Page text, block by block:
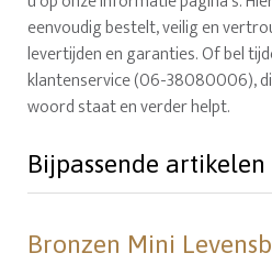
eenvoudig bestelt, veilig en
levertijden en garanties. Of bel
klantenservice (06-38080006),
woord staat en verder helpt.
Bijpassende artikelen
Bronzen Mini